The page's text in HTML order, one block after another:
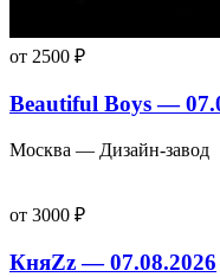
от 2500 ₽
Beautiful Boys —
Москва — Дизайн-завод
от 3000 ₽
КняZz — 07.08.2026